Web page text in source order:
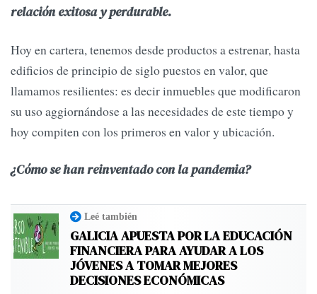
relación exitosa y perdurable.
Hoy en cartera, tenemos desde productos a estrenar, hasta
edificios de principio de siglo puestos en valor, que
llamamos resilientes: es decir inmuebles que modificaron
su uso aggiornándose a las necesidades de este tiempo y
hoy compiten con los primeros en valor y ubicación.
¿Cómo se han reinventado con la pandemia?
Leé también
GALICIA APUESTA POR LA EDUCACIÓN
FINANCIERA PARA AYUDAR A LOS
JÓVENES A TOMAR MEJORES
DECISIONES ECONÓMICAS